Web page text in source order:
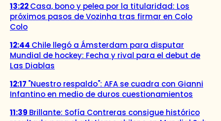
13:22Casa, bono y pelea por la titularidad: Los
próximos pasos de Vozinha tras firmar en Colo
Colo
12:44 Chile llegó a Ámsterdam para disputar
Mundial de hockey: Fecha y rival para el debut de
Las Diablas
12:17 "Nuestro respaldo": AFA se cuadra con Gianni
Infantino en medio de duros cuestionamientos
11:39 Brillante: Sofía Contreras consigue histórico